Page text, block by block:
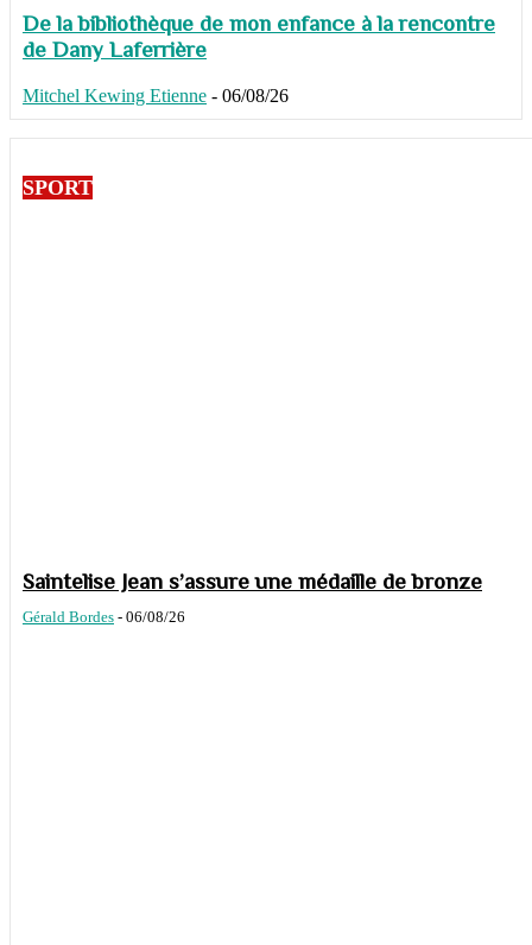
De la bibliothèque de mon enfance à la rencontre
de Dany Laferrière
Mitchel Kewing Etienne - 06/08/26
SPORT
Saintelise Jean s’assure une médaille de bronze
Gérald Bordes - 06/08/26